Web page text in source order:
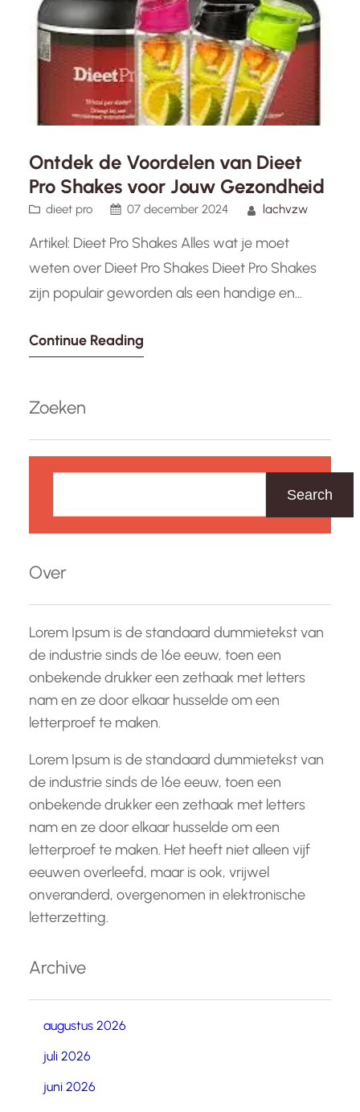
Ontdek de Voordelen van Dieet
Pro Shakes voor Jouw Gezondheid
dieet pro 07 december 2024 lachvzw
Artikel: Dieet Pro Shakes Alles wat je moet
weten over Dieet Pro Shakes Dieet Pro Shakes
zijn populair geworden als een handige en
gezondheidsdoelen te bereiken. Deze shakes
rijk aan eiwitten en voedingsstoffen. Een van
de…
Continue Reading
Zoeken
k
n
Search
Over
Lorem Ipsum is de standaard dummietekst van
de industrie sinds de 16e eeuw, toen een
onbekende drukker een zethaak met letters
nam en ze door elkaar husselde om een
letterproef te maken.
Lorem Ipsum is de standaard dummietekst van
de industrie sinds de 16e eeuw, toen een
onbekende drukker een zethaak met letters
nam en ze door elkaar husselde om een
letterproef te maken. Het heeft niet alleen vijf
eeuwen overleefd, maar is ook, vrijwel
onveranderd, overgenomen in elektronische
letterzetting.
Archive
augustus 2026
juli 2026
juni 2026